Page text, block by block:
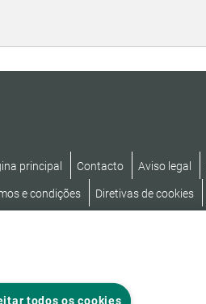
principal Contacto Aviso legal
e condições Diretivas de cookies
todos os cookies